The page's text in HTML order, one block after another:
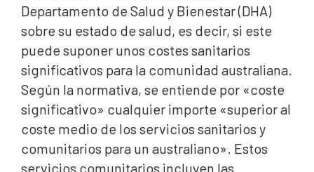
Departamento de Salud y Bienestar (DHA)
sobre su estado de salud, es decir, si este
puede suponer unos costes sanitarios
significativos para la comunidad australiana.
Según la normativa, se entiende por «coste
significativo» cualquier importe «superior al
coste medio de los servicios sanitarios y
comunitarios para un australiano». Estos
servicios comunitarios incluyen las